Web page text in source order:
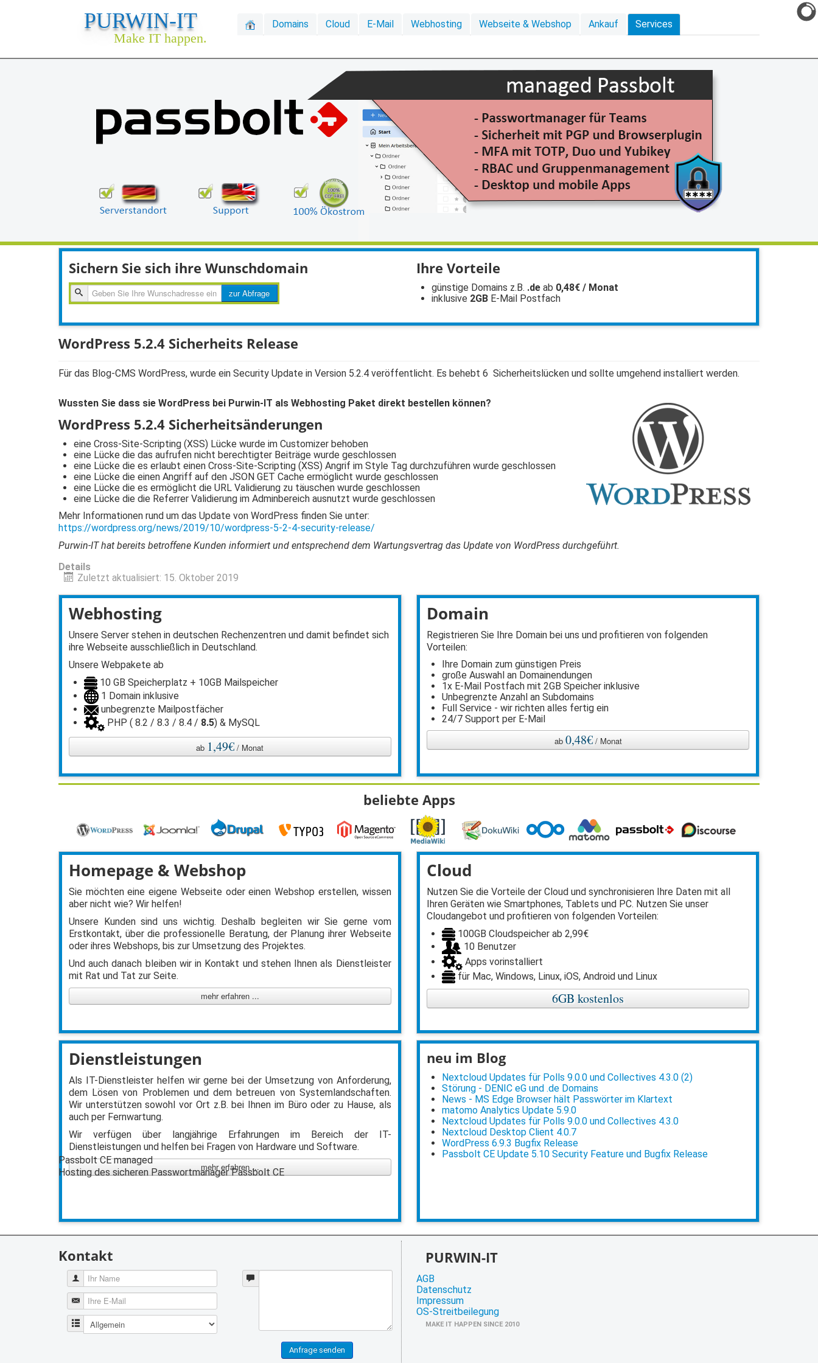
PURWIN-IT
Make IT happen.
Domains Cloud E-Mail Webhosting Webseite & Webshop Ankauf Services
Passbolt CE managed
Hosting des sicheren Passwortmanager Passbolt CE
Sichern Sie sich ihre Wunschdomain
zur
Abfragen
zur Abfrage
Ihre Vorteile
günstige Domains z.B. .deab 0,48€ / Monat
inklusive 2GBE-Mail Postfach
WordPress 5.2.4 Sicherheits Release
Für das Blog-CMS WordPress, wurde ein Security Update in Version 5.2.4 veröffentlicht. Es behebt 6 Sicherheitslücken und sollte umgehend installiert werden.
Wussten Sie dass sie WordPress bei Purwin-IT als Webhosting Paket direkt bestellen können?
WordPress 5.2.4 Sicherheitsänderungen
eine Cross-Site-Scripting (XSS) Lücke wurde im Customizer behoben
eine Lücke die das aufrufen nicht berechtigter Beiträge wurde geschlossen
eine Lücke die es erlaubt einen Cross-Site-Scripting (XSS) Angrif im Style Tag durchzuführen wurde geschlossen
eine Lücke die einen Angriff auf den JSON GET Cache ermöglicht wurde geschlossen
eine Lücke die es ermöglicht die URL Validierung zu täuschen wurde geschlossen
eine Lücke die die Referrer Validierung im Adminbereich ausnutzt wurde geschlossen
Mehr Informationen rund um das Update von WordPress finden Sie unter:
https://wordpress.org/news/2019/10/wordpress-5-2-4-security-release/
Purwin-IT hat bereits betroffene Kunden informiert und entsprechend dem Wartungsvertrag das Update von WordPress durchgeführt.
Details
Zuletzt aktualisiert: 15. Oktober 2019
Webhosting
Unsere Server stehen in deutschen Rechenzentren und damit befindet sich
ihre Webseite ausschließlich in Deutschland.
Unsere Webpakete ab
10 GB Speicherplatz + 10GB Mailspeicher
1 Domain inklusive
unbegrenzte Mailpostfächer
PHP ( 8.2 / 8.3 / 8.4 / 8.5) & MySQL
ab 1,49€ / Monat
Domain
Registrieren Sie Ihre Domain bei uns und profitieren von folgenden
Vorteilen:
Ihre Domain zum günstigen Preis
große Auswahl an Domainendungen
1x E-Mail Postfach mit 2GB Speicher inklusive
Unbegrenzte Anzahl an Subdomains
Full Service - wir richten alles fertig ein
24/7 Support per E-Mail
ab 0,48€/ Monat
beliebte Apps
Homepage & Webshop
Sie möchten eine eigene Webseite oder einen Webshop erstellen, wissen
aber nicht wie? Wir helfen!
Unsere Kunden sind uns wichtig. Deshalb begleiten wir Sie gerne vom
Erstkontakt, über die professionelle Beratung, der Planung ihrer Webseite
oder ihres Webshops, bis zur Umsetzung des Projektes.
Und auch danach bleiben wir in Kontakt und stehen Ihnen als Dienstleister
mit Rat und Tat zur Seite.
mehr erfahren ...
Cloud
Nutzen Sie die Vorteile der Cloud und synchronisieren Ihre Daten mit all
Ihren Geräten wie Smartphones, Tablets und PC. Nutzen Sie unser
Cloudangebot und profitieren von folgenden Vorteilen:
100GB Cloudspeicher ab 2,99€
10 Benutzer
Apps vorinstalliert
für Mac, Windows, Linux, iOS, Android und Linux
6GB kostenlos
Dienstleistungen
Als IT-Dienstleister helfen wir gerne bei der Umsetzung von Anforderung,
dem Lösen von Problemen und dem betreuen von Systemlandschaften.
Wir unterstützen sowohl vor Ort z.B. bei Ihnen im Büro oder zu Hause, als
auch per Fernwartung.
Wir verfügen über langjährige Erfahrungen im Bereich der IT-
Dienstleistungen und helfen bei Fragen von Hardware und Software.
mehr erfahren ...
neu im Blog
Nextcloud Updates für Polls 9.0.0 und Collectives 4.3.0 (2)
Störung - DENIC eG und .de Domains
News - MS Edge Browser hält Passwörter im Klartext
matomo Analytics Update 5.9.0
Nextcloud Updates für Polls 9.0.0 und Collectives 4.3.0
Nextcloud Desktop Client 4.0.7
WordPress 6.9.3 Bugfix Release
Passbolt CE Update 5.10 Security Feature und Bugfix Release
Kontakt
Anfrage senden
PURWIN-IT
AGB
Datenschutz
Impressum
OS-Streitbeilegung
MAKE IT HAPPEN SINCE 2010